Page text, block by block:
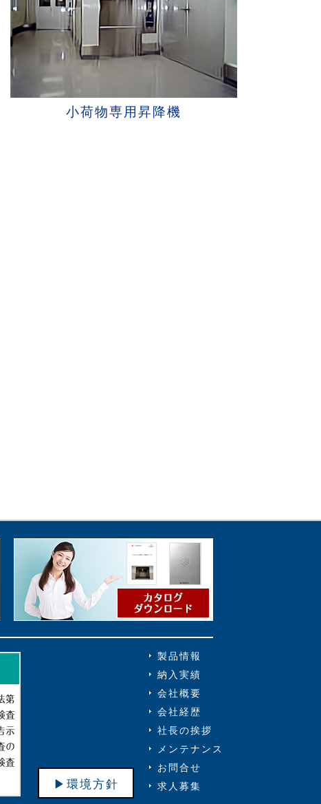
小荷物専用昇降機
製品情報
納入実績
会社概要
会社経歴
社長の挨拶
メンテナンス
お問合せ
求人募集
▶環境方針